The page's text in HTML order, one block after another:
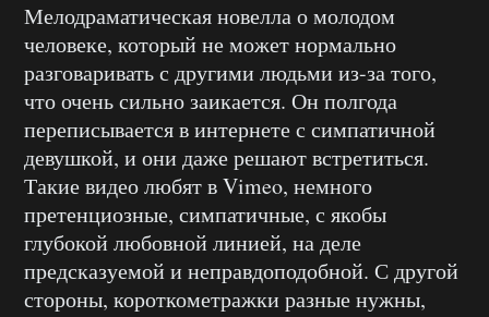
Мелодраматическая новелла о молодом
человеке, который не может нормально
разговаривать с другими людьми из-за того,
что очень сильно заикается. Он полгода
переписывается в интернете с симпатичной
девушкой, и они даже решают встретиться.
Такие видео любят в Vimeo, немного
претенциозные, симпатичные, с якобы
глубокой любовной линией, на деле
предсказуемой и неправдоподобной. С другой
стороны, короткометражки разные нужны,